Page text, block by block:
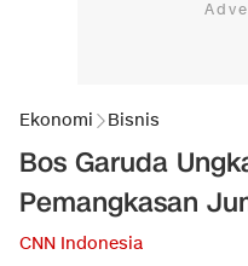
Ekonomi Bisnis
Bos Garuda
Pemangkasan
CNN Indonesia